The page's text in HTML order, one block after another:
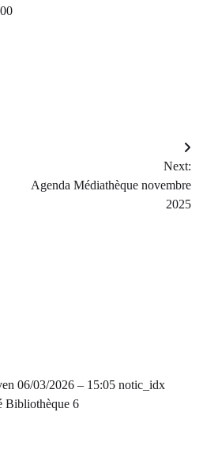
Next:
Agenda Médiathèque novembre
2025
06/03/2026 – 15:05 notic_idx
Bibliothèque 6